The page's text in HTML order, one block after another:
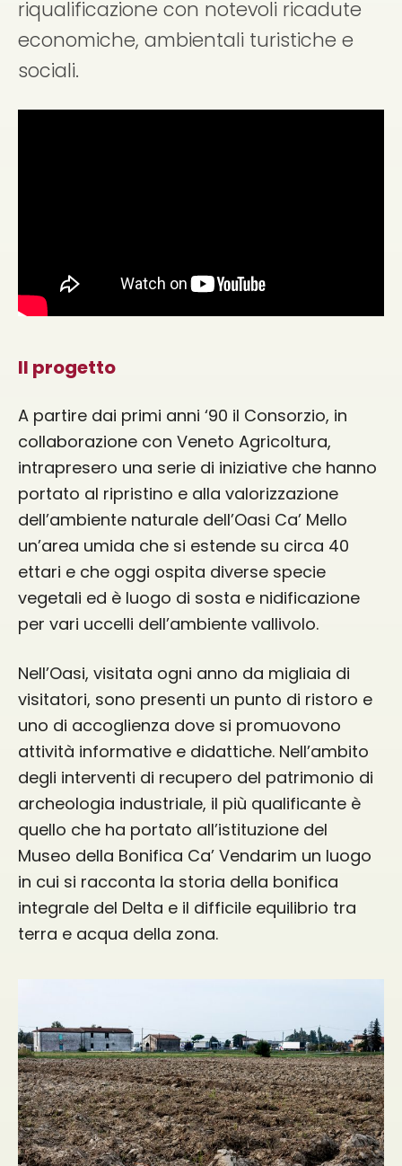
riqualificazione con notevoli ricadute
economiche, ambientali turistiche e
sociali.
Il progetto
A partire dai primi anni ‘90 il Consorzio, in
collaborazione con Veneto Agricoltura,
intrapresero una serie di iniziative che hanno
portato al ripristino e alla valorizzazione
dell’ambiente naturale dell’Oasi Ca’ Mello
un’area umida che si estende su circa 40
ettari e che oggi ospita diverse specie
vegetali ed è luogo di sosta e nidificazione
per vari uccelli dell’ambiente vallivolo.
Nell’Oasi, visitata ogni anno da migliaia di
visitatori, sono presenti un punto di ristoro e
uno di accoglienza dove si promuovono
attività informative e didattiche. Nell’ambito
degli interventi di recupero del patrimonio di
archeologia industriale, il più qualificante è
quello che ha portato all’istituzione del
Museo della Bonifica Ca’ Vendarim un luogo
in cui si racconta la storia della bonifica
integrale del Delta e il difficile equilibrio tra
terra e acqua della zona.